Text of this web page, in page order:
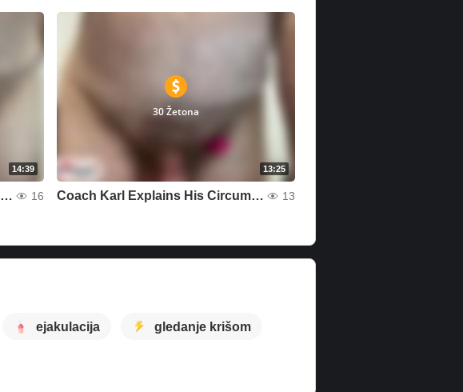
14:39
Coach Karl Explains His Circumcision Status and Jacks Off, 1387, during a live broadcast here. 16
13:25
30 Žetona
Coach Karl Explains His Circumcision Status 1386 during a live cam broadcast here. 13
ejakulacija gledanje krišom